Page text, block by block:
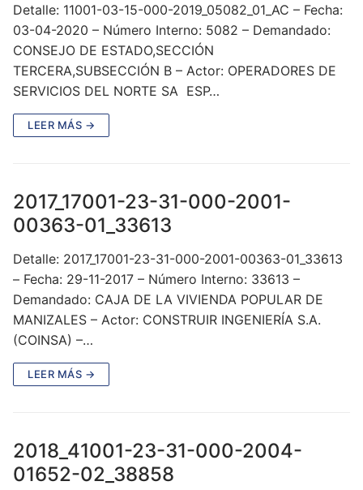
Detalle: 11001-03-15-000-2019_05082_01_AC – Fecha:
03-04-2020 – Número Interno: 5082 – Demandado:
CONSEJO DE ESTADO,SECCIÓN
TERCERA,SUBSECCIÓN B – Actor: OPERADORES DE
SERVICIOS DEL NORTE SA ESP…
LEER MÁS →
2017_17001-23-31-000-2001-
00363-01_33613
Detalle: 2017_17001-23-31-000-2001-00363-01_33613
– Fecha: 29-11-2017 – Número Interno: 33613 –
Demandado: CAJA DE LA VIVIENDA POPULAR DE
MANIZALES – Actor: CONSTRUIR INGENIERÍA S.A.
(COINSA) –…
LEER MÁS →
2018_41001-23-31-000-2004-
01652-02_38858